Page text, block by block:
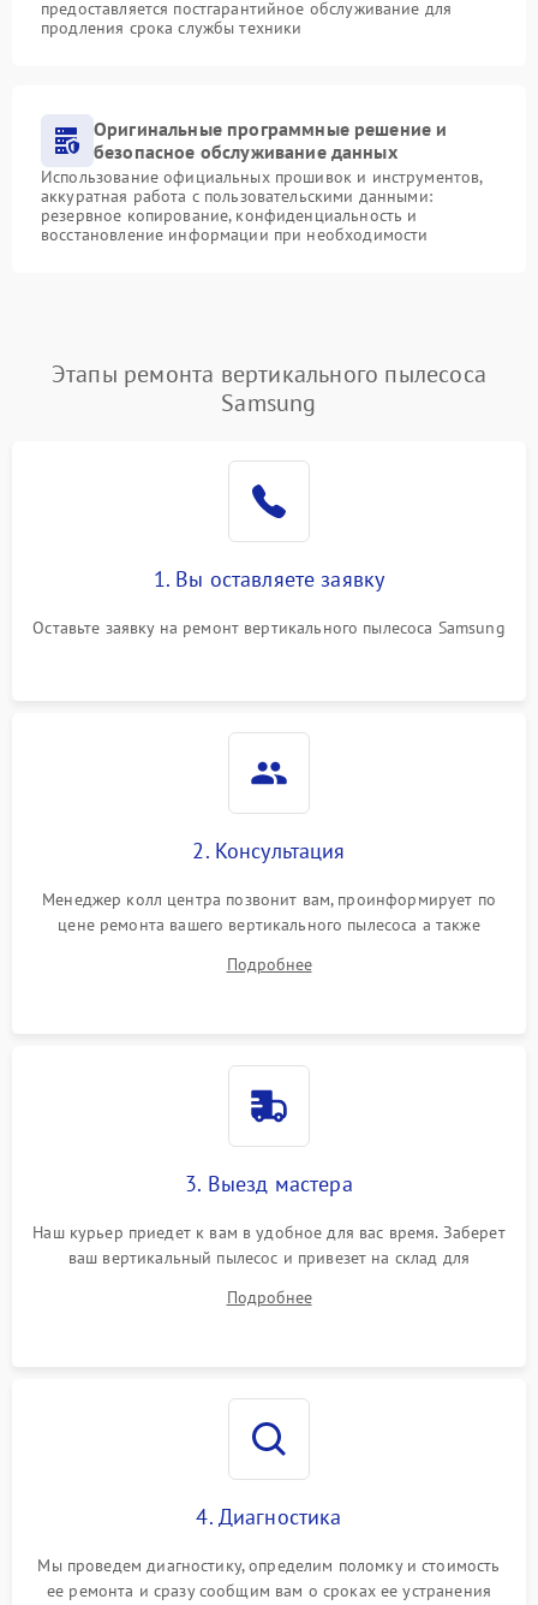
предоставляется постгарантийное обслуживание для
продления срока службы техники
Оригинальные программные решение и
безопасное обслуживание данных
Использование официальных прошивок и инструментов,
аккуратная работа с пользовательскими данными:
резервное копирование, конфиденциальность и
восстановление информации при необходимости
Этапы ремонта вертикального пылесоса
Samsung
1. Вы оставляете заявку
Оставьте заявку на ремонт вертикального пылесоса Samsung
2. Консультация
Менеджер колл центра позвонит вам, проинформирует по
цене ремонта вашего вертикального пылесоса а также
Подробнее
3. Выезд мастера
Наш курьер приедет к вам в удобное для вас время. Заберет
ваш вертикальный пылесос и привезет на склад для
Подробнее
4. Диагностика
Мы проведем диагностику, определим поломку и стоимость
ее ремонта и сразу сообщим вам о сроках ее устранения